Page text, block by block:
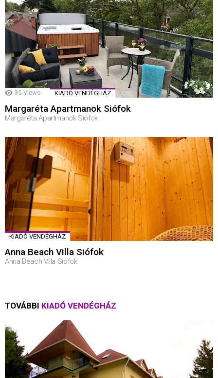
35 Views KIADÓ VENDÉGHÁZ
Margaréta Apartmanok Siófok
Margaréta Apartmanok Siófok
KIADÓ VENDÉGHÁZ
Anna Beach Villa Siófok
Anna Beach Villa Siófok
TOVÁBBI KIADÓ VENDÉGHÁZ